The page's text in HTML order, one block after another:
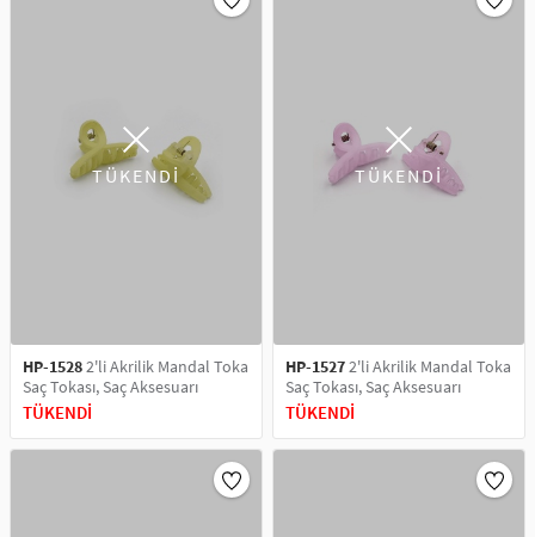
TÜKENDİ
HP-15282'li Akrilik Mandal Toka
Saç Tokası, Saç Aksesuarı
TÜKENDİ
TÜKENDİ
HP-15272'li Akrilik Mandal Toka
Saç Tokası, Saç Aksesuarı
TÜKENDİ